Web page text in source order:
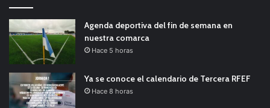
Agenda deportiva del fin de semana en
nuestra comarca
Hace 5 horas
Ya se conoce el calendario de Tercera RFEF
Hace 8 horas